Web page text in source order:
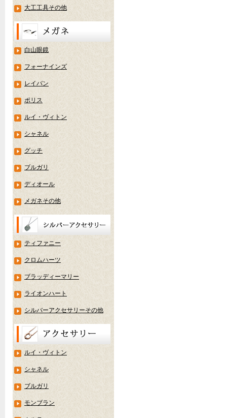
大工工具その他
白山眼鏡
フォーナインズ
レイバン
ポリス
ルイ・ヴィトン
シャネル
グッチ
ブルガリ
ディオール
メガネその他
ティファニー
クロムハーツ
ブラッディーマリー
ライオンハート
シルバーアクセサリーその他
ルイ・ヴィトン
シャネル
ブルガリ
モンブラン